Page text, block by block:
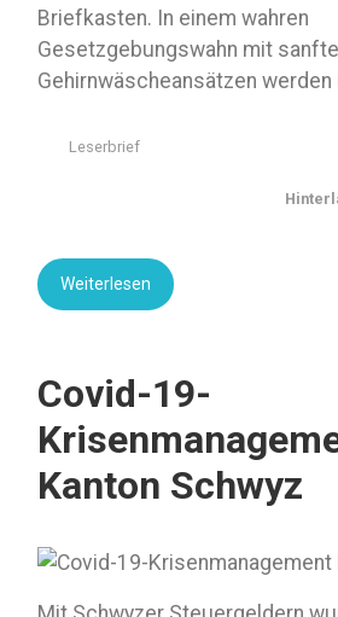
Briefkasten. In einem wahren
Gesetzgebungswahn mit
Gehirnwäscheansätzen werden
Leserbrief
Weiterlesen
Covid-19-
Kanton Schwyz